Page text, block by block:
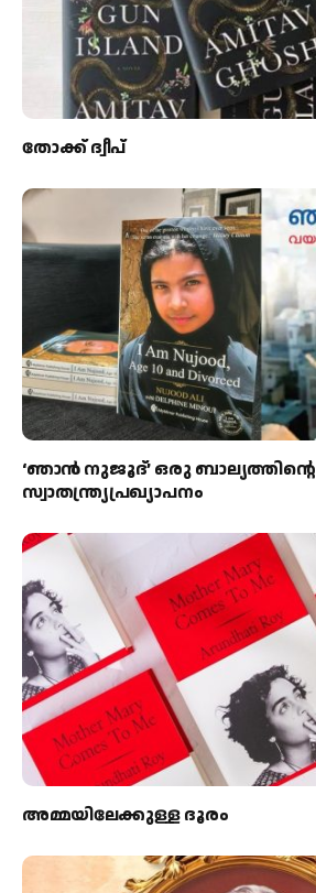
തോക്ക് ദ്വീപ്
‘ഞാന്‍ നുജൂദ്’ ഒരു ബാല്യത്തിന്റെ
സ്വാതന്ത്ര്യപ്രഖ്യാപനം
അമ്മയിലേക്കുള്ള ദൂരം